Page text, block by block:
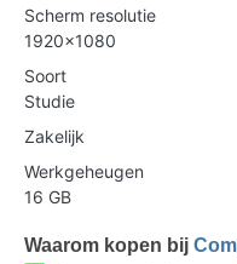
Scherm resolutie
1920x1080
Soort
Studie
Zakelijk
Werkgeheugen
16 GB
Waarom kopen bij